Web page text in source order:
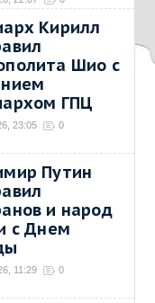
Кирилл
Шио с
ГПЦ
23:05 0
Путин
и народ
с Днем
11:29 0